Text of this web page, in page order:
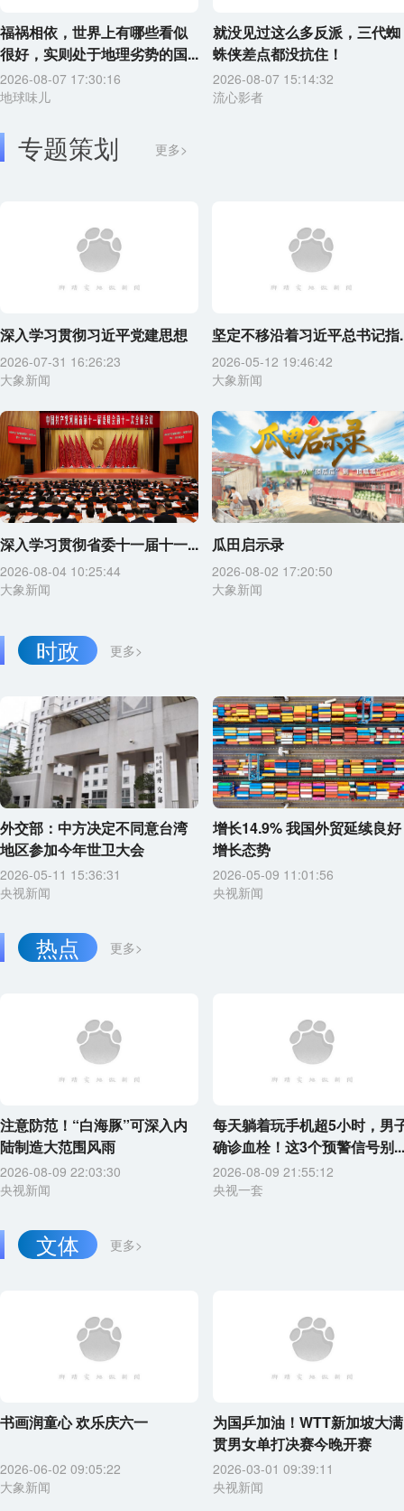
福祸相依，世界上有哪些看似
很好，实则处于地理劣势的国...
2026-08-07 17:30:16
地球味儿
就没见过这么多反派，三代蜘
蛛侠差点都没抗住！
2026-08-07 15:14:32
流心影者
专题策划 更多>
深入学习贯彻习近平党建思想
2026-07-31 16:26:23
大象新闻
坚定不移沿着习近平总书记指
2026-05-12 19:46:42
大象新闻
深入学习贯彻省委十一届十一...
2026-08-04 10:25:44
大象新闻
瓜田启示录
2026-08-02 17:20:50
大象新闻
更多>
时政
外交部：中方决定不同意台湾
地区参加今年世卫大会
2026-05-11 15:36:31
央视新闻
增长14.9% 我国外贸延续良好
增长态势
2026-05-09 11:01:56
央视新闻
更多>
热点
注意防范！“白海豚”可深入内
陆制造大范围风雨
2026-08-09 22:03:30
央视新闻
每天躺着玩手机超5小时，男
确诊血栓！这3个预警信号别...
2026-08-09 21:55:12
央视一套
更多>
文体
书画润童心 欢乐庆六一
2026-06-02 09:05:22
大象新闻
为国乒加油！WTT新加坡大满
贯男女单打决赛今晚开赛
2026-03-01 09:39:11
央视新闻